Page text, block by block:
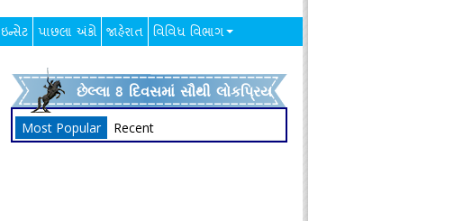
ઇન્સેટ પાછલા અંકો જાહેરાત વિવિધ વિભાગ
છેલ્લા 8 દિવસમાં સૌથી લોકપ્રિય
Most Popular Recent